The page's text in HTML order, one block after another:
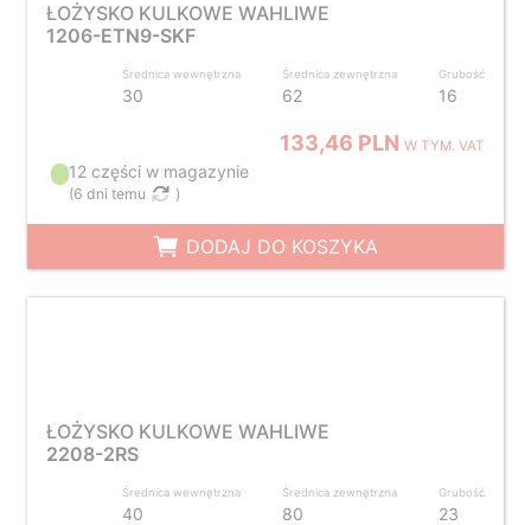
ŁOŻYSKO KULKOWE WAHLIWE
1206-ETN9-SKF
Średnica wewnętrzna
30
Średnica zewnętrzna
62
Grubość
16
133,46 PLNW TYM. VAT
12 części w magazynie
(6 dni temu )
DODAJ DO KOSZYKA
ŁOŻYSKO KULKOWE WAHLIWE
2208-2RS
Średnica wewnętrzna
40
Średnica zewnętrzna
80
Grubość
23